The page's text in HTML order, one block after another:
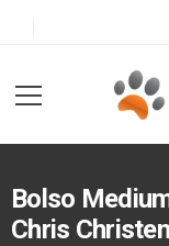
Bolso
Chris